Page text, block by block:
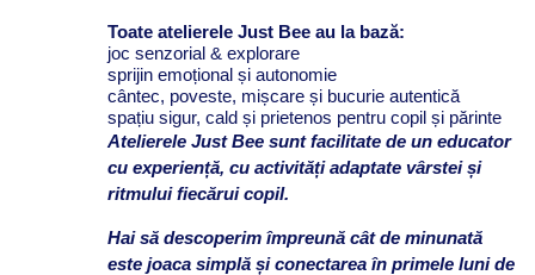
Toate atelierele Just Bee au la bază:
joc senzorial & explorare
sprijin emoțional și autonomie
cântec, poveste, mișcare și bucurie autentică
spațiu sigur, cald și prietenos pentru copil și părinte
Atelierele Just Bee sunt facilitate de un educator
cu experiență, cu activități adaptate vârstei și
ritmului fiecărui copil.
Hai să descoperim împreună cât de minunată
este joaca simplă și conectarea în primele luni de